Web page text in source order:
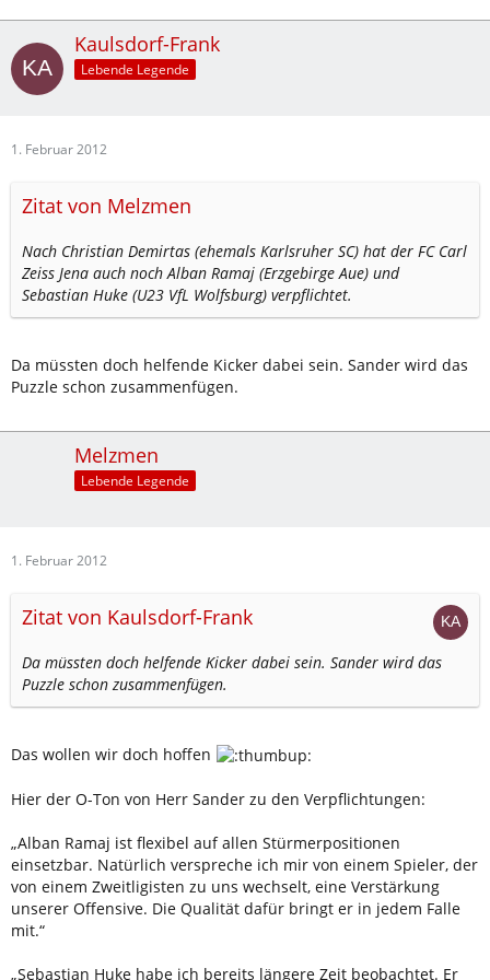
Kaulsdorf-Frank
Lebende Legende
1. Februar 2012
Zitat von Melzmen
Nach Christian Demirtas (ehemals Karlsruher SC) hat der FC Carl
Zeiss Jena auch noch Alban Ramaj (Erzgebirge Aue) und
Sebastian Huke (U23 VfL Wolfsburg) verpflichtet.
Da müssten doch helfende Kicker dabei sein. Sander wird das
Puzzle schon zusammenfügen.
Melzmen
Lebende Legende
1. Februar 2012
Zitat von Kaulsdorf-Frank
Da müssten doch helfende Kicker dabei sein. Sander wird das
Puzzle schon zusammenfügen.
Das wollen wir doch hoffen
Hier der O-Ton von Herr Sander zu den Verpflichtungen:
„Alban Ramaj ist flexibel auf allen Stürmerpositionen
einsetzbar. Natürlich verspreche ich mir von einem Spieler, der
von einem Zweitligisten zu uns wechselt, eine Verstärkung
unserer Offensive. Die Qualität dafür bringt er in jedem Falle
mit.“
„Sebastian Huke habe ich bereits längere Zeit beobachtet. Er